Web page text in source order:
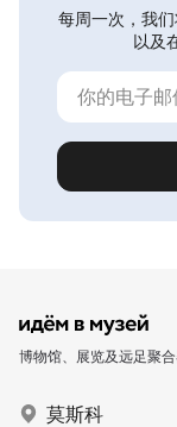
每周一次，我
以及
博物馆、展览及远足聚
莫斯科